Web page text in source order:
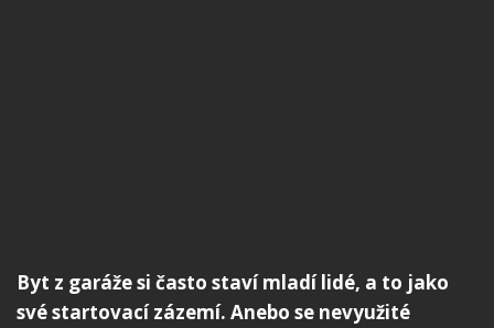
Byt z garáže si často staví mladí lidé, a to jako
své startovací zázemí. Anebo se nevyužité